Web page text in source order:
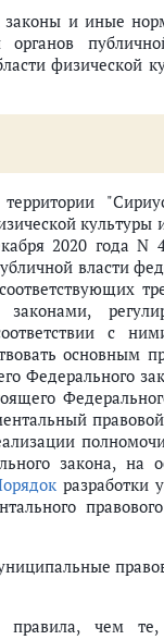
Специальная
соглашения о
соревнованиях и
и иные
физической
культуры
2020 года N
власти
с
основным
Федерального
закона, на
разработки
правила, чем те,